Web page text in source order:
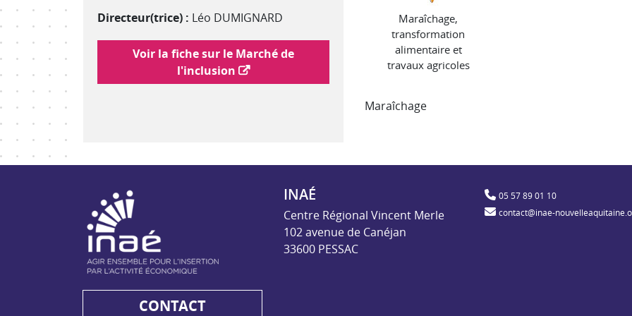
Directeur(trice) : Léo DUMIGNARD
Lien vers le marché de l'inclusion
Voir la fiche sur le Marché de
l'inclusion
Maraîchage,
transformation
alimentaire et
travaux agricoles
Maraîchage
INAE - Agir ensemble pour l'insertion par l'activité économique
CONTACT
INAÉ
Centre Régional Vincent Merle
102 avenue de Canéjan
33600 PESSAC
05 57 89 01 10
contact@inae-